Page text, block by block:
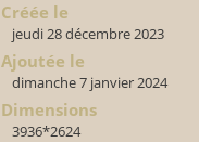
Créée le
jeudi 28 décembre 2023
Ajoutée le
dimanche 7 janvier 2024
Dimensions
3936*2624